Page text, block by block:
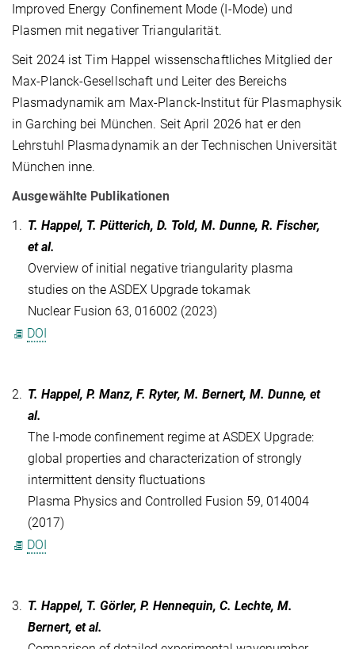
Improved Energy Confinement Mode (I-Mode) und
Plasmen mit negativer Triangularität.
Seit 2024 ist Tim Happel wissenschaftliches Mitglied der
Max-Planck-Gesellschaft und Leiter des Bereichs
Plasmadynamik am Max-Planck-Institut für Plasmaphysik
in Garching bei München. Seit April 2026 hat er den
Lehrstuhl Plasmadynamik an der Technischen Universität
München inne.
Ausgewählte Publikationen
1. T. Happel, T. Pütterich, D. Told, M. Dunne, R. Fischer,
et al.
Overview of initial negative triangularity plasma
studies on the ASDEX Upgrade tokamak
Nuclear Fusion 63, 016002 (2023)
DOI
2. T. Happel, P. Manz, F. Ryter, M. Bernert, M. Dunne, et
al.
The I-mode confinement regime at ASDEX Upgrade:
global properties and characterization of strongly
intermittent density fluctuations
Plasma Physics and Controlled Fusion 59, 014004
(2017)
DOI
3. T. Happel, T. Görler, P. Hennequin, C. Lechte, M.
Bernert, et al.